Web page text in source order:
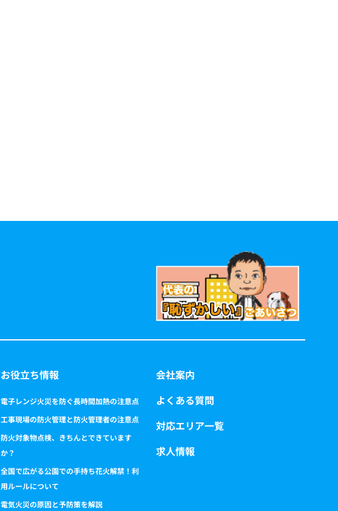
お役立ち情報
電子レンジ火災を防ぐ長時間加熱の注意点
工事現場の防火管理と防火管理者の注意点
防火対象物点検、きちんとできています
か？
全国で広がる公園での手持ち花火解禁！利
用ルールについて
電気火災の原因と予防策を解説
会社案内
よくある質問
対応エリア一覧
求人情報